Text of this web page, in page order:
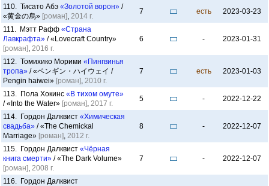
110. Тисато Абэ «Золотой ворон» /
«黄金の烏» [роман], 2014 г.
7 есть 2023-03-23
111. Мэтт Рафф «Страна
Лавкрафта» / «Lovecraft Country»
[роман], 2016 г.
6 - 2023-01-31
112. Томихико Морими «Пингвинья
тропа» / «ペンギン・ハイウェイ /
Pengin haiwei» [роман], 2010 г.
7 есть 2023-01-03
113. Пола Хокинс «В тихом омуте»
/ «Into the Water» [роман], 2017 г.
5 - 2022-12-22
114. Гордон Далквист «Химическая
свадьба» / «The Chemickal
Marriage» [роман], 2012 г.
8 - 2022-12-07
115. Гордон Далквист «Чёрная
книга смерти» / «The Dark Volume»
[роман], 2008 г.
7 - 2022-12-07
116. Гордон Далквист